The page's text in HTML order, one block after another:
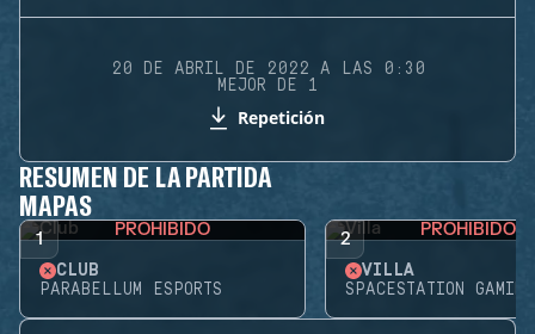
20 DE ABRIL DE 2022 A LAS 0:30
MEJOR DE 1
Repetición
RESUMEN DE LA PARTIDA
MAPAS
1 PROHIBIDO
CLUB
PARABELLUM ESPORTS
2 PROHIBIDO
VILLA
SPACESTATION GAMING